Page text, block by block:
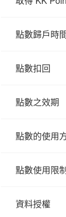
點數歸戶時
點數扣回
點數之效期
點數的使用
點數使用限
資料授權